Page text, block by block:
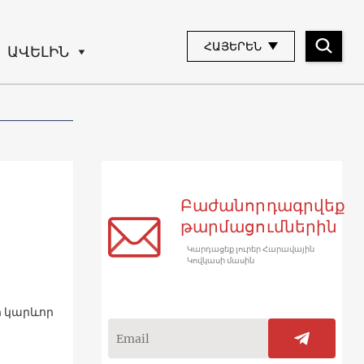
ԱՎԵԼԻՆ ՀԱՅԵՐԵՆ
կարևոր
Բաժանորդագրվեք
թարմացումներին
Կարդացեք լուրեր Հարավային
Կովկասի մասին